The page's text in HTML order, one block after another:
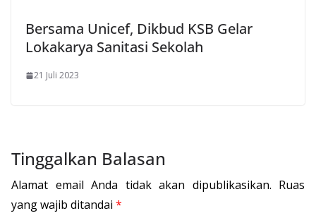
Bersama Unicef, Dikbud KSB Gelar
Lokakarya Sanitasi Sekolah
21 Juli 2023
Tinggalkan Balasan
Alamat email Anda tidak akan dipublikasikan. Ruas
yang wajib ditandai *